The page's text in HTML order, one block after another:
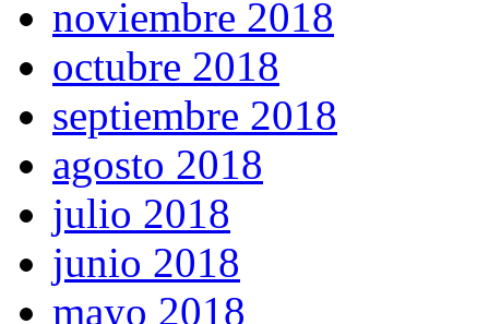
noviembre 2018
octubre 2018
septiembre 2018
agosto 2018
julio 2018
junio 2018
mayo 2018